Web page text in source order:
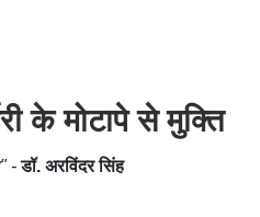
के मोटापे से मुक्ति
-डॉ. अरविंदर सिंह